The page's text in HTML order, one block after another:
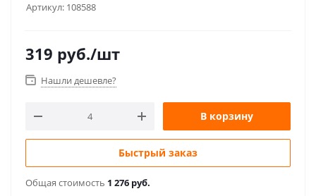
Артикул: 108588
319 руб./шт
Нашли дешевле?
В корзину
Быстрый заказ
Общая стоимость 1 276 руб.